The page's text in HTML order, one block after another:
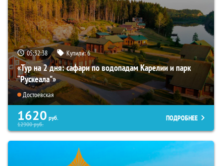
05:32:37 Купили:6
«Тур на 2 дня: сафари по водопадам Карелии и парк
“Рускеала"»
Достоевская
1620 руб.
12900руб.
ПОДРОБНЕЕ